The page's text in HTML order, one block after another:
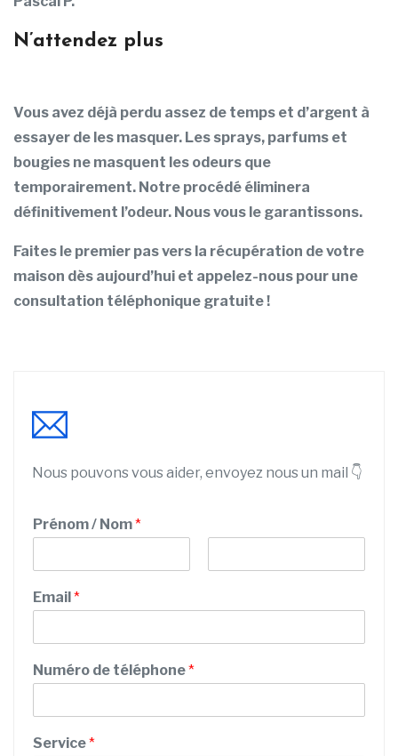
N’attendez plus
Vous avez déjà perdu assez de temps et d’argent à
essayer de les masquer. Les sprays, parfums et
bougies ne masquent les odeurs que
temporairement. Notre procédé éliminera
définitivement l’odeur. Nous vous le garantissons.
Faites le premier pas vers la récupération de votre
maison dès aujourd’hui et appelez-nous pour une
consultation téléphonique gratuite !
Nous pouvons vous aider, envoyez nous un mail 👇
Prénom / Nom*
r
é
m
M
e
s
g
/
o
Email*
Numéro de téléphone*
Service*